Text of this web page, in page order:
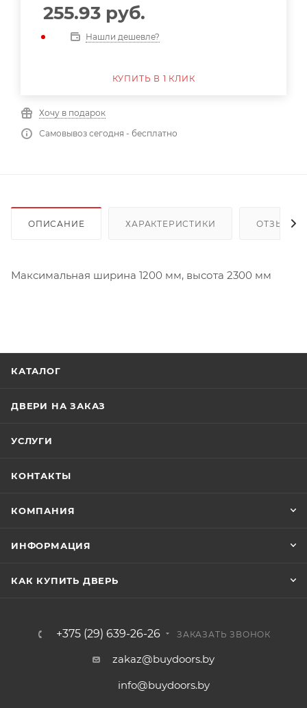
255.93 руб.
Нашли дешевле?
КУПИТЬ В 1 КЛИК
Хочу в подарок
Самовывоз сегодня - бесплатно
ОПИСАНИЕ ХАРАКТЕРИСТИКИ ОТЗЫВЫ
Максимальная ширина 1200 мм, высота 2300 мм
КАТАЛОГ
ДВЕРИ НА ЗАКАЗ
УСЛУГИ
КОНТАКТЫ
КОМПАНИЯ
ИНФОРМАЦИЯ
КАК КУПИТЬ ДВЕРЬ
+375 (29) 639-26-26 ЗАКАЗАТЬ ЗВОНОК
zakaz@buydoors.by
info@buydoors.by